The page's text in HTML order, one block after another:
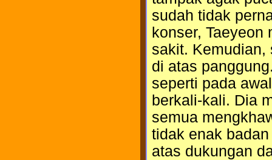
sudah tidak
konser, Taeyeon
sakit. Kemudian,
di atas
seperti pada
berkali-kali. Dia
semua
tidak enak
atas dukungan